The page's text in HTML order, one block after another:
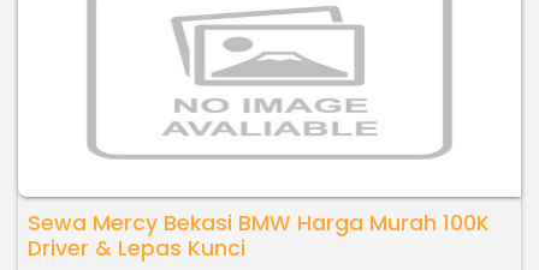
Sewa Mercy Bekasi BMW Harga Murah 100K
Driver & Lepas Kunci